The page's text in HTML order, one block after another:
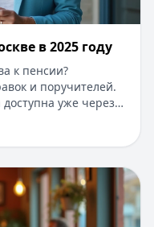
в 2025 году
к пенсии?
и поручителей.
уже через
Для новых
предложение -
дней. Простое
выгодные условия
принимается
в РФ